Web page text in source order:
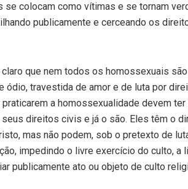
se colocam como vítimas e se tornam
publicamente e cerceando os
que nem todos os homossexuais
ódio, travestida de amor e de luta por
a homossexualidade devem
direitos civis e já o são. Eles têm o
mas não podem, sob o pretexto de
impedindo o livre exercício do culto, a
publicamente ato ou objeto de culto